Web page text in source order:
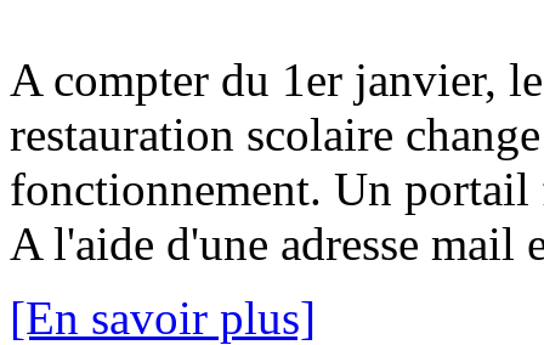
A compter du 1er janvier,
restauration scolaire
fonctionnement. Un
A l'aide d'une adresse mail
[En savoir plus]